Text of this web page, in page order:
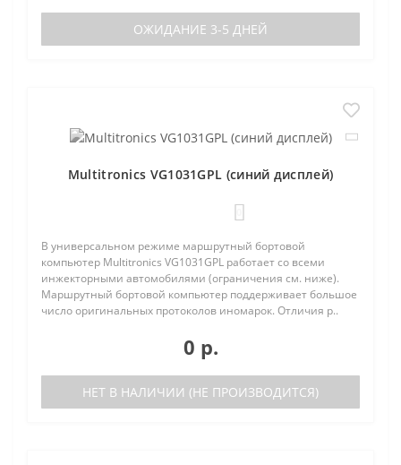
ОЖИДАНИЕ 3-5 ДНЕЙ
Multitronics VG1031GPL (синий дисплей)
В универсальном режиме маршрутный бортовой
компьютер Multitronics VG1031GPL работает со всеми
инжекторными автомобилями (ограничения см. ниже).
Маршрутный бортовой компьютер поддерживает большое
число оригинальных протоколов иномарок. Отличия р..
0 р.
НЕТ В НАЛИЧИИ (НЕ ПРОИЗВОДИТСЯ)